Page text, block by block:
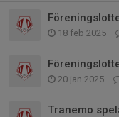
18 feb 2025
20 jan 2025
Tranemo